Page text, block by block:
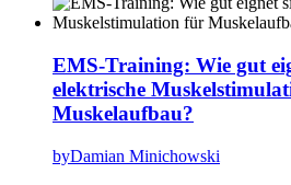
EMS-Training: Wie gut
elektrische
Muskelaufbau?
byDamian Minichowski